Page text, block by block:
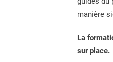
manière
La
sur place.